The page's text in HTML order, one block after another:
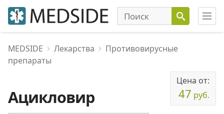
MEDSIDE Лекарства
Противовирусные
препараты
Ацикловир
Цена от:
47 руб.